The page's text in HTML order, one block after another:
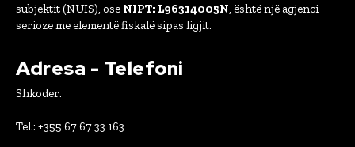
subjektit (NUIS), ose NIPT: L96314005N, është një agjenci
serioze me elementë fiskalë sipas ligjit.
Adresa - Telefoni
Shkoder.
Tel.: +355 67 67 33 163